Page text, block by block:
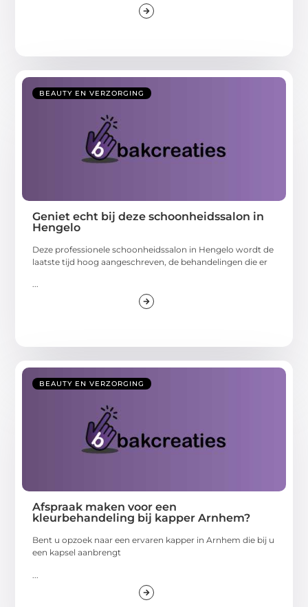
BEAUTY EN VERZORGING
Geniet echt bij deze schoonheidssalon in
Hengelo
Deze professionele schoonheidssalon in Hengelo wordt de
laatste tijd hoog aangeschreven, de behandelingen die er
...
BEAUTY EN VERZORGING
Afspraak maken voor een
kleurbehandeling bij kapper Arnhem?
Bent u opzoek naar een ervaren kapper in Arnhem die bij u
een kapsel aanbrengt